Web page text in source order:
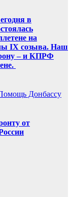
в
на
IX созыва. Наш
– и КПРФ
Донбассу
от